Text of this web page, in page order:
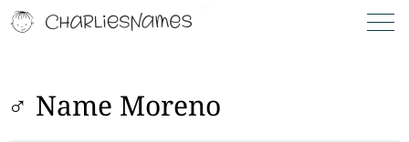
♂ Name Moreno